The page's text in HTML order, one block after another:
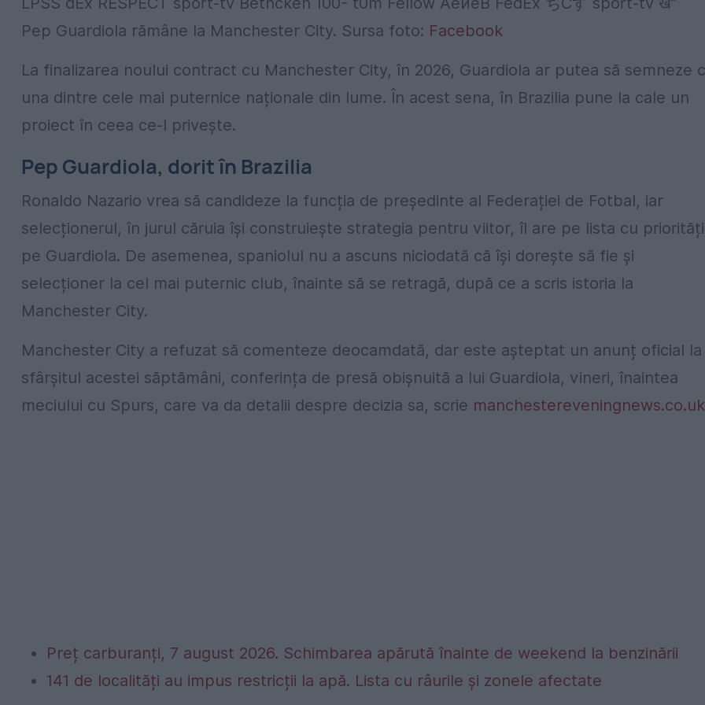
Pep Guardiola rămâne la Manchester City. Sursa foto: Facebook
La finalizarea noului contract cu Manchester City, în 2026, Guardiola ar putea să semneze
una dintre cele mai puternice naționale din lume. În acest sena, în Brazilia pune la cale un
proiect în ceea ce-l privește.
Pep Guardiola, dorit în Brazilia
Ronaldo Nazario vrea să candideze la funcția de președinte al Federației de Fotbal, iar
selecționerul, în jurul căruia își construiește strategia pentru viitor, îl are pe lista cu priorități
pe Guardiola. De asemenea, spaniolul nu a ascuns niciodată că își dorește să fie și
selecționer la cel mai puternic club, înainte să se retragă, după ce a scris istoria la
Manchester City.
Manchester City a refuzat să comenteze deocamdată, dar este așteptat un anunț oficial la
sfârșitul acestei săptămâni, conferința de presă obișnuită a lui Guardiola, vineri, înaintea
meciului cu Spurs, care va da detalii despre decizia sa, scrie
Preț carburanți, 7 august 2026. Schimbarea apărută înainte de weekend la benzinării
141 de localități au impus restricții la apă. Lista cu râurile și zonele afectate